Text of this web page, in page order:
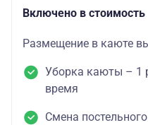
Включено в стоимость
Размещение в каюте
Уборка каюты – 1
время
Смена